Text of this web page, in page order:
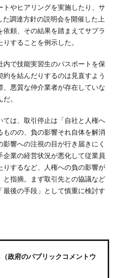
やヒアリングを実施したり、サ
調達方針の説明会を開催した上
頼、その結果を踏まえてサプラ
することを例示した。
で技能実習生のパスポートを保
を結んだりするのは見直すよう
悪質な仲介業者が存在していな
。
は、取引停止は「自社と人権へ
のの、負の影響それ自体を解消
響への注視の目が行き届きにく
業の経営状況が悪化して従業員
するなど、人権への負の影響が
指摘。まず取引先との協議など
後の手段」として慎重に検討す
政府のパブリックコメントウ